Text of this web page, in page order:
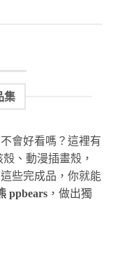
集
會好看嗎？這裡有
、動漫插畫殼，
些完成品，你就能
ppbears ，做出獨